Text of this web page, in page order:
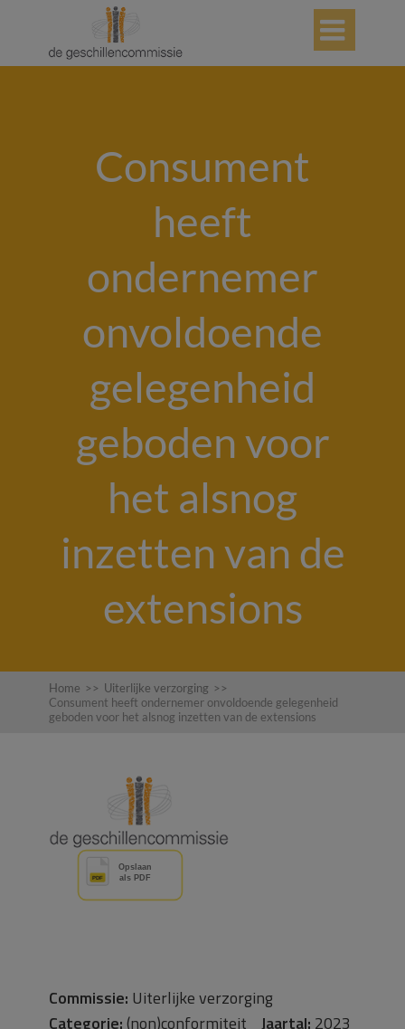

Consument
heeft
ondernemer
onvoldoende
gelegenheid
geboden voor
het alsnog
inzetten van de
extensions
Home >> Uiterlijke verzorging >>
Consument heeft ondernemer onvoldoende gelegenheid
geboden voor het alsnog inzetten van de extensions
Commissie: Uiterlijke verzorging
Categorie:(non)conformiteit Jaartal: 2023